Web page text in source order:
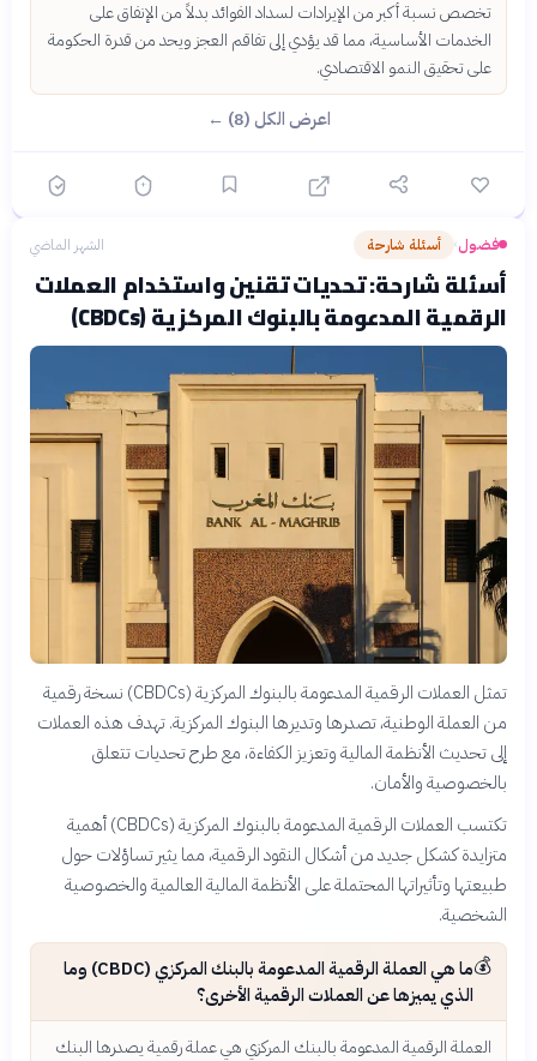
تخصص نسبة أكبر من الإيرادات لسداد الفوائد بدلاً من الإنفاق على
الخدمات الأساسية، مما قد يؤدي إلى تفاقم العجز ويحد من قدرة الحكومة
على تحقيق النمو الاقتصادي.
اعرض الكل (8) ←
فضول› أسئلة شارحة الشهر الماضي
أسئلة شارحة: تحديات تقنين واستخدام العملات
الرقمية المدعومة بالبنوك المركزية (CBDCs)
تمثل العملات الرقمية المدعومة بالبنوك المركزية (CBDCs) نسخة رقمية
من العملة الوطنية، تصدرها وتديرها البنوك المركزية. تهدف هذه العملات
إلى تحديث الأنظمة المالية وتعزيز الكفاءة، مع طرح تحديات تتعلق
بالخصوصية والأمان.
تكتسب العملات الرقمية المدعومة بالبنوك المركزية (CBDCs) أهمية
متزايدة كشكل جديد من أشكال النقود الرقمية، مما يثير تساؤلات حول
طبيعتها وتأثيراتها المحتملة على الأنظمة المالية العالمية والخصوصية
الشخصية.
💰
ما هي العملة الرقمية المدعومة بالبنك المركزي (CBDC) وما
الذي يميزها عن العملات الرقمية الأخرى؟
العملة الرقمية المدعومة بالبنك المركزي هي عملة رقمية يصدرها البنك